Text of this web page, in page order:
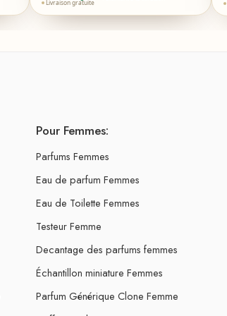
Livraison gratuite
Pour Femmes:
Parfums Femmes
Eau de parfum Femmes
Eau de Toilette Femmes
Testeur Femme
Decantage des parfums femmes
Échantillon miniature Femmes
Parfum Générique Clone Femme